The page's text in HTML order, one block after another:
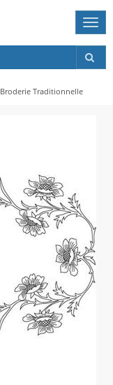
Broderie Traditionnelle